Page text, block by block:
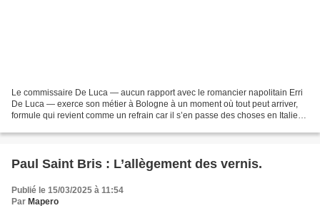
Le commissaire De Luca — aucun rapport avec le romancier napolitain Erri
De Luca — exerce son métier à Bologne à un moment où tout peut arriver,
formule qui revient comme un refrain car il s’en passe des choses en Italie
Paul Saint Bris : L’allègement des vernis.
Publié le 15/03/2025 à 11:54
Par Mapero